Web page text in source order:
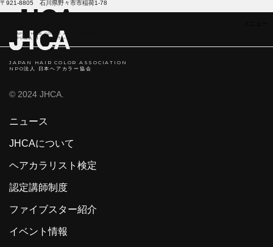
JAPAN HAIR COLOR ASSOCIATION
NPO法人 日本ヘアカラ―協会
〒921-8805 石川県野々市市稲荷1-78
JAPAN HAIR COLOR ASSOCIATION
NPO法人 日本ヘアカラー協会
© 2024 JHCA.
ニュース
JHCAについて
ヘアカラリスト検定
認定講師制度
ファイブスター紹介
イベント情報